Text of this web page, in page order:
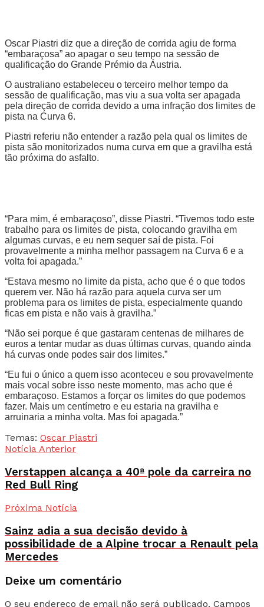
Oscar Piastri diz que a direção de corrida agiu de forma
“embaraçosa” ao apagar o seu tempo na sessão de
qualificação do Grande Prémio da Áustria.
O australiano estabeleceu o terceiro melhor tempo da
sessão de qualificação, mas viu a sua volta ser apagada
pela direção de corrida devido a uma infração dos limites de
pista na Curva 6.
Piastri referiu não entender a razão pela qual os limites de
pista são monitorizados numa curva em que a gravilha está
tão próxima do asfalto.
“Para mim, é embaraçoso”, disse Piastri. “Tivemos todo este
trabalho para os limites de pista, colocando gravilha em
algumas curvas, e eu nem sequer saí de pista. Foi
provavelmente a minha melhor passagem na Curva 6 e a
volta foi apagada.”
“Estava mesmo no limite da pista, acho que é o que todos
querem ver. Não há razão para aquela curva ser um
problema para os limites de pista, especialmente quando
ficas em pista e não vais à gravilha.”
“Não sei porque é que gastaram centenas de milhares de
euros a tentar mudar as duas últimas curvas, quando ainda
há curvas onde podes sair dos limites.”
“Eu fui o único a quem isso aconteceu e sou provavelmente
mais vocal sobre isso neste momento, mas acho que é
embaraçoso. Estamos a forçar os limites do que podemos
fazer. Mais um centímetro e eu estaria na gravilha e
arruinaria a minha volta. Mas foi apagada.”
Temas: Oscar Piastri
Notícia Anterior
Verstappen alcança a 40ª pole da carreira no
Red Bull Ring
Próxima Notícia
Sainz adia a sua decisão devido à
possibilidade de a Alpine trocar a Renault pela
Mercedes
Deixe um comentário
O seu endereço de email não será publicado. Campos